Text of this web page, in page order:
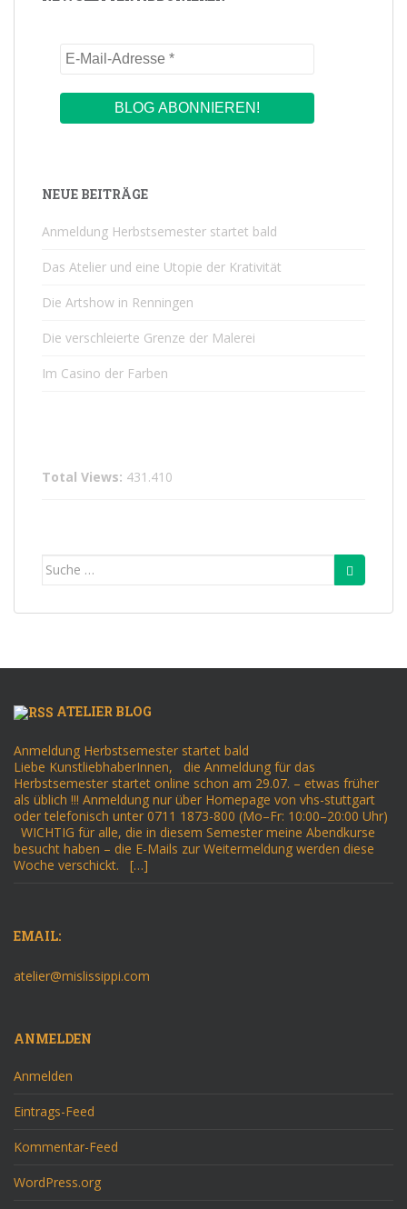
NEUE BEITRÄGE
Anmeldung Herbstsemester startet bald
Das Atelier und eine Utopie der Krativität
Die Artshow in Renningen
Die verschleierte Grenze der Malerei
Im Casino der Farben
Total Views: 431.410
Suche
ATELIER BLOG
Anmeldung Herbstsemester startet bald
Liebe KunstliebhaberInnen, die Anmeldung für das
Herbstsemester startet online schon am 29.07. – etwas früher
als üblich !!! Anmeldung nur über Homepage von vhs-stuttgart
oder telefonisch unter 0711 1873-800 (Mo–Fr: 10:00–20:00 Uhr)
WICHTIG für alle, die in diesem Semester meine Abendkurse
besucht haben – die E-Mails zur Weitermeldung werden diese
Woche verschickt. […]
EMAIL:
atelier@mislissippi.com
ANMELDEN
Anmelden
Eintrags-Feed
Kommentar-Feed
WordPress.org